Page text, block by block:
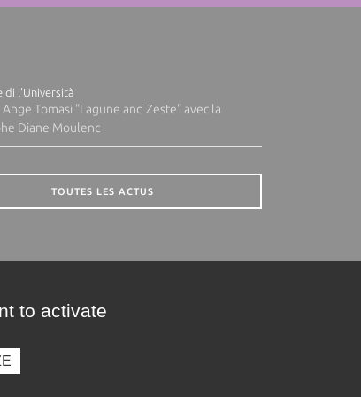
di l'Università
Tomasi "Lagune and Zeste" avec la
Diane Moulenc
TOUTES LES ACTUS
to activate